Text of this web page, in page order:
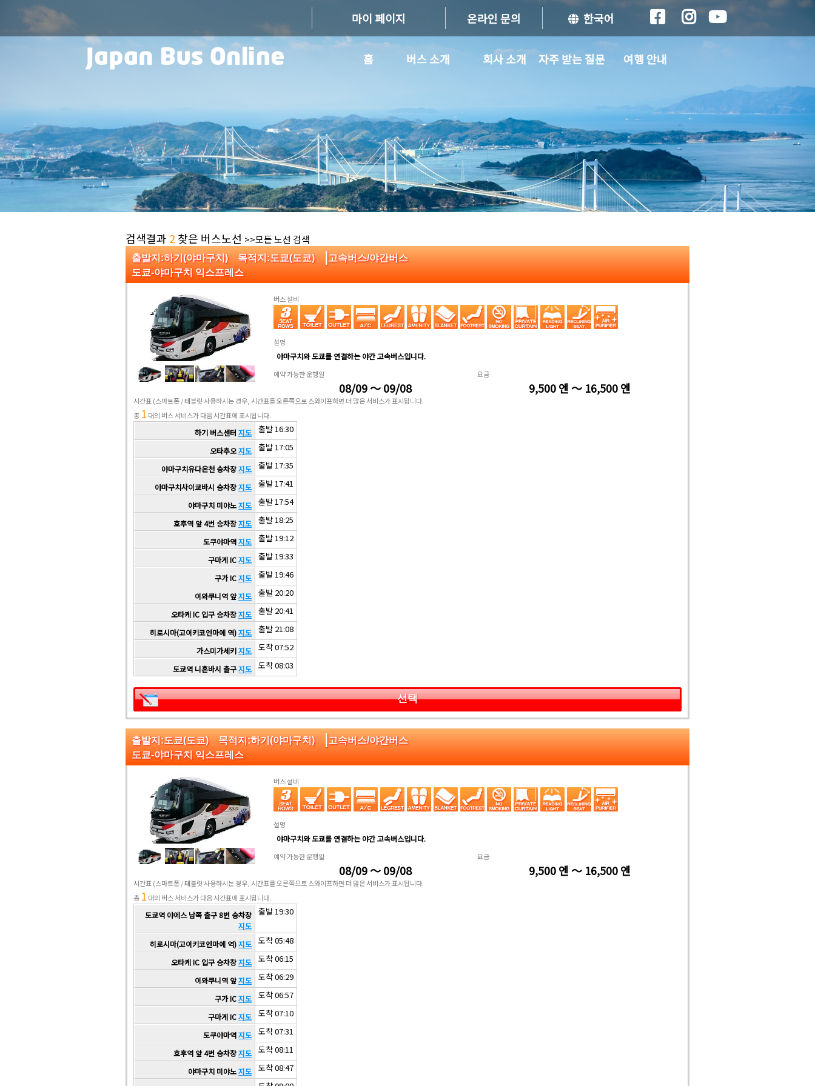
마이 페이지 온라인 문의 한국어
홈 버스 소개 회사 소개 자주 받는 질문 여행 안내
검색결과 2 찾은 버스노선 >>모든 노선 검색
출발지:하기(야마구치) 목적지:도쿄(도쿄) |고속버스/야간버스
도쿄-야마구치 익스프레스
버스 설비
설명
야마구치와 도쿄를 연결하는 야간 고속버스입니다.
예약 가능한 운행일
08/09 ～ 09/08
요금
9,500 엔 ～ 16,500 엔
시간표 (스마트폰 / 태블릿 사용하시는 경우, 시간표를 오른쪽으로 스와이프하면 더 많은 서비스가 표시됩니다.
총 1 대의 버스 서비스가 다음 시간표에 표시됩니다.
하기 버스센터 지도 출발 16:30
오타추오지도 출발 17:05
야마구치유다온천 승차장지도 출발 17:35
야마구치사이쿄바시 승차장지도 출발 17:41
야마구치 미야노지도 출발 17:54
호후역 앞 4번 승차장지도 출발 18:25
도쿠야마역지도 출발 19:12
구마게 IC지도 출발 19:33
구가 IC지도 출발 19:46
이와쿠니역 앞지도 출발 20:20
오타케 IC 입구 승차장지도 출발 20:41
히로시마(고이키코엔마에 역)지도 출발 21:08
가스미가세키지도 도착 07:52
도쿄역 니혼바시 출구지도 도착 08:03
선택
출발지:도쿄(도쿄) 목적지:하기(야마구치) |고속버스/야간버스
도쿄-야마구치 익스프레스
버스 설비
설명
야마구치와 도쿄를 연결하는 야간 고속버스입니다.
예약 가능한 운행일
08/09 ～ 09/08
요금
9,500 엔 ～ 16,500 엔
시간표 (스마트폰 / 태블릿 사용하시는 경우, 시간표를 오른쪽으로 스와이프하면 더 많은 서비스가 표시됩니다.
총 1 대의 버스 서비스가 다음 시간표에 표시됩니다.
도쿄역 야에스 남쪽 출구 8번 승차장
지도
출발 19:30
히로시마(고이키코엔마에 역)지도 도착 05:48
오타케 IC 입구 승차장지도 도착 06:15
이와쿠니역 앞지도 도착 06:29
구가 IC지도 도착 06:57
구마게 IC지도 도착 07:10
도쿠야마역지도 도착 07:31
호후역 앞 4번 승차장지도 도착 08:11
야마구치 미야노지도 도착 08:47